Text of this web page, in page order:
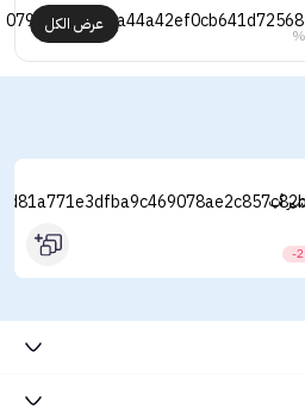
عرض الكل
أب
-